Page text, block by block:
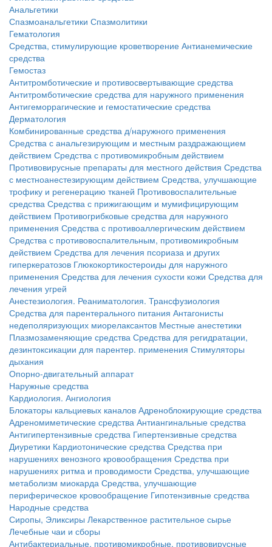
Анальгетики
Спазмоанальгетики Спазмолитики
Гематология
Средства, стимулирующие кроветворение Антианемические
средства
Гемостаз
Антитромботические и противосвертывающие средства
Антитромботические средства для наружного применения
Антигеморрагические и гемостатические средства
Дерматология
Комбинированные средства д/наружного применения
Средства с анальгезирующим и местным раздражающием
действием Средства с противомикробным действием
Противовирусные препараты для местного действия Средства
с местноанестезирующим действием Средства, улучшающие
трофику и регенерацию тканей Противовоспалительные
средства Средства с прижигающим и мумифицирующим
действием Противогрибковые средства для наружного
применения Средства с противоаллергическим действием
Средства с противовоспалительным, противомикробным
действием Средства для лечения псориаза и других
гиперкератозов Глюкокортикостероиды для наружного
применения Средства для лечения сухости кожи Средства для
лечения угрей
Анестезиология. Реаниматология. Трансфузиология
Средства для парентерального питания Антагонисты
недеполяризующих миорелаксантов Местные анестетики
Плазмозаменяющие средства Средства для регидратации,
дезинтоксикации для парентер. применения Стимуляторы
дыхания
Опорно-двигательный аппарат
Наружные средства
Кардиология. Ангиология
Блокаторы кальциевых каналов Адреноблокирующие средства
Адреномиметические средства Антиангинальные средства
Антигипертензивные средства Гипертензивные средства
Диуретики Кардиотонические средства Средства при
нарушениях венозного кровообращения Средства при
нарушениях ритма и проводимости Средства, улучшающие
метаболизм миокарда Средства, улучшающие
периферическое кровообращение Гипотензивные средства
Народные средства
Сиропы, Эликсиры Лекарственное растительное сырье
Лечебные чаи и сборы
Антибактериальные, противомикробные, противовирусные